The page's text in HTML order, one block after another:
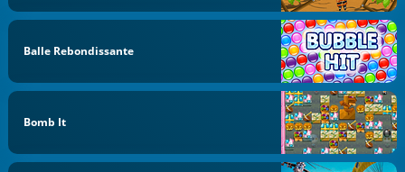
Balle Rebondissante
Bomb It